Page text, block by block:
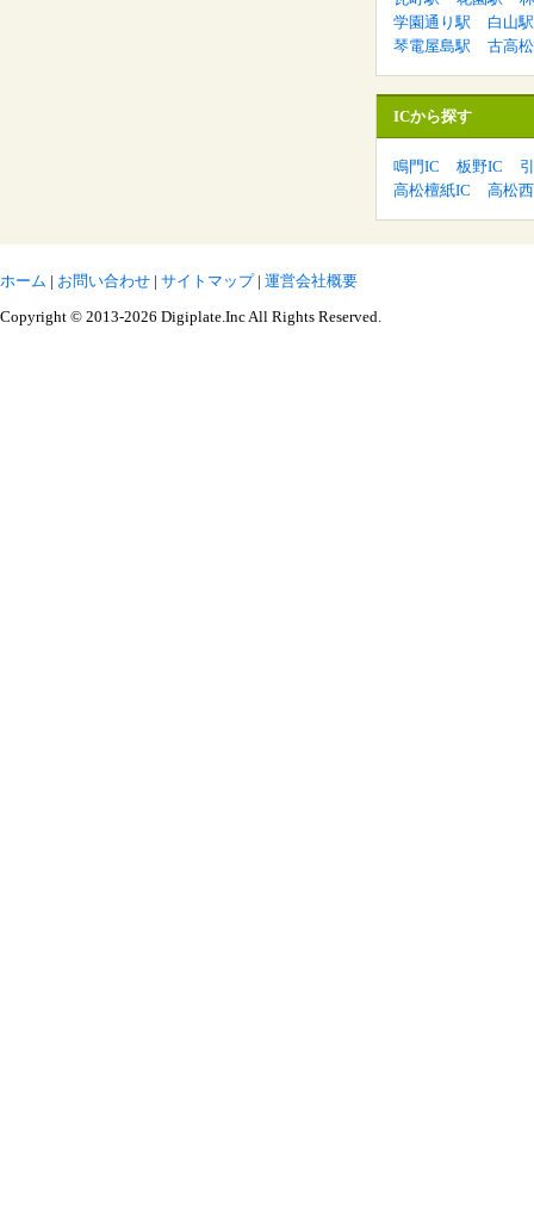
学園通り駅
白山駅
琴電屋島駅
古高
ICから探す
鳴門IC 板野IC
高松檀紙IC
高松
ホーム | お問い合わせ | サイトマップ| 運営会社概要
Copyright © 2013-2026 Digiplate.Inc All Rights Reserved.